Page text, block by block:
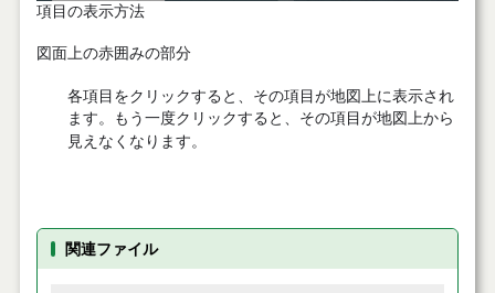
項目の表示方法
図面上の赤囲みの部分
各項目をクリックすると、その項目が地図上に表示され
ます。もう一度クリックすると、その項目が地図上から
見えなくなります。
関連ファイル